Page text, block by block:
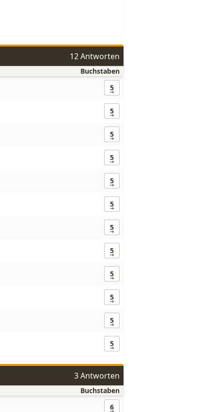
12 Antworten
Buchstaben
5
5
5
5
5
5
5
5
5
5
5
5
3 Antworten
Buchstaben
6